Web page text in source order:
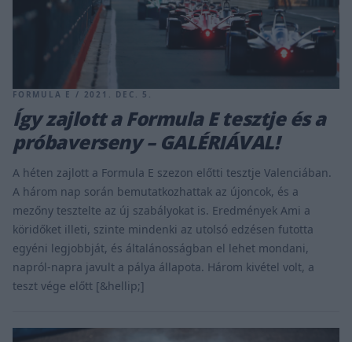
FORMULA E / 2021. DEC. 5.
Így zajlott a Formula E tesztje és a
próbaverseny – GALÉRIÁVAL!
A héten zajlott a Formula E szezon előtti tesztje Valenciában.
A három nap során bemutatkozhattak az újoncok, és a
mezőny tesztelte az új szabályokat is. Eredmények Ami a
köridőket illeti, szinte mindenki az utolsó edzésen futotta
egyéni legjobbját, és általánosságban el lehet mondani,
napról-napra javult a pálya állapota. Három kivétel volt, a
teszt vége előtt [&hellip;]